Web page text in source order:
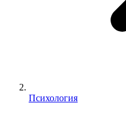
Психология